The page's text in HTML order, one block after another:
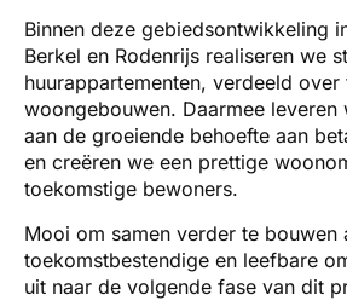
Binnen deze gebiedsontwikkeling
Berkel en Rodenrijs realiseren we
huurappartementen, verdeeld over
woongebouwen. Daarmee leveren
aan de groeiende behoefte aan
en creëren we een prettige
toekomstige bewoners.
Mooi om samen verder te bouwen
toekomstbestendige en leefbare
uit naar de volgende fase van dit